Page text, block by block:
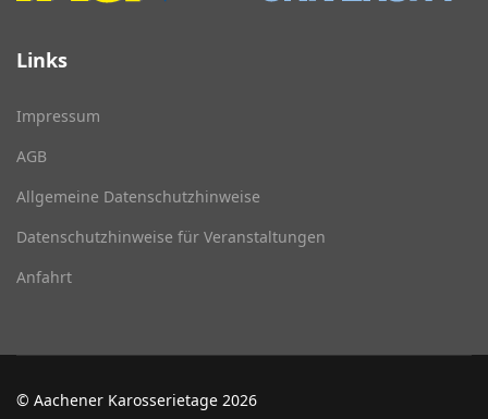
Links
Impressum
AGB
Allgemeine Datenschutzhinweise
Datenschutzhinweise für Veranstaltungen
Anfahrt
© Aachener Karosserietage 2026